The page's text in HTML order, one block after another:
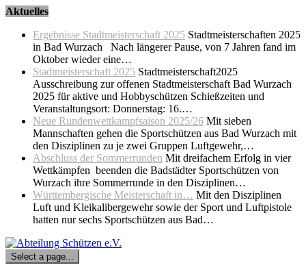
Skip
content
Aktuelles
Ergebnisse Stadtmeisterschaft 2025 Stadtmeisterschaften 2025
in Bad Wurzach Nach längerer Pause, von 7 Jahren fand im
Oktober wieder eine…
Stadtmeisterschaft 2025 Stadtmeisterschaft2025
Ausschreibung zur offenen Stadtmeisterschaft Bad Wurzach
2025 für aktive und Hobbyschützen Schießzeiten und
Veranstaltungsort: Donnerstag: 16.…
Neue Rundenwettkampfsaison 2025/26 Mit sieben
Mannschaften gehen die Sportschützen aus Bad Wurzach mit
den Disziplinen zu je zwei Gruppen Luftgewehr,…
Abschluss der Sommerrunden Mit dreifachem Erfolg in vier
Wettkämpfen beenden die Badstädter Sportschützen von
Wurzach ihre Sommerrunde in den Disziplinen…
Württembergische Meisterschaft in… Mit den Disziplinen
Luft und Kleikalibergewehr sowie der Sport und Luftpistole
hatten nur sechs Sportschützen aus Bad…
Select a page...